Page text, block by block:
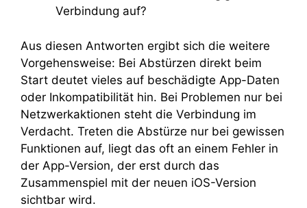
Verbindung auf?
Aus diesen Antworten ergibt sich die weitere
Vorgehensweise: Bei Abstürzen direkt beim
Start deutet vieles auf beschädigte App-Daten
oder Inkompatibilität hin. Bei Problemen nur bei
Netzwerkaktionen steht die Verbindung im
Verdacht. Treten die Abstürze nur bei gewissen
Funktionen auf, liegt das oft an einem Fehler in
der App-Version, der erst durch das
Zusammenspiel mit der neuen iOS-Version
sichtbar wird.